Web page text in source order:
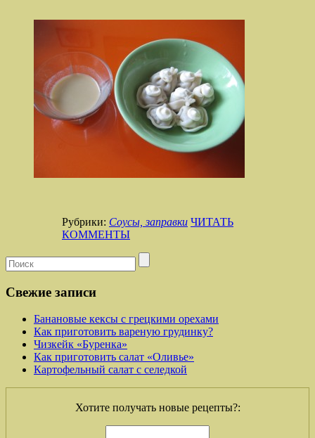
Рубрики: Соусы, заправки ЧИТАТЬ
КОММЕНТЫ
Свежие записи
Банановые кексы с грецкими орехами
Как приготовить вареную грудинку?
Чизкейк «Буренка»
Как приготовить салат «Оливье»
Картофельный салат с селедкой
Хотите получать новые рецепты?: